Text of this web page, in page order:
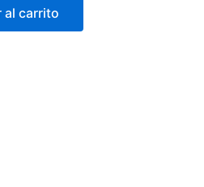
al carrito